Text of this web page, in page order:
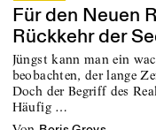
Für den Neuen
Rückkehr der
Jüngst kann man ein
beobachten, der lange
Doch der Begriff des
Häufig …